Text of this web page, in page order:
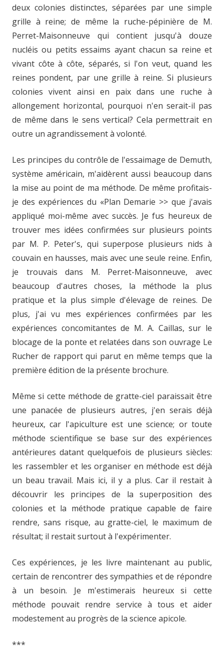
deux colonies distinctes, séparées par une simple
grille à reine; de même la ruche-pépinière de M.
Perret-Maisonneuve qui contient jusqu'à douze
nucléis ou petits essaims ayant chacun sa reine et
vivant côte à côte, séparés, si l'on veut, quand les
reines pondent, par une grille à reine. Si plusieurs
colonies vivent ainsi en paix dans une ruche à
allongement horizontal, pourquoi n'en serait-il pas
de même dans le sens vertical? Cela permettrait en
outre un agrandissement à volonté.
Les principes du contrôle de l'essaimage de Demuth,
système américain, m'aidèrent aussi beaucoup dans
la mise au point de ma méthode. De même profitais-
je des expériences du «Plan Demarie >> que j'avais
appliqué moi-même avec succès. Je fus heureux de
trouver mes idées confirmées sur plusieurs points
par M. P. Peter's, qui superpose plusieurs nids à
couvain en hausses, mais avec une seule reine. Enfin,
je trouvais dans M. Perret-Maisonneuve, avec
beaucoup d'autres choses, la méthode la plus
pratique et la plus simple d'élevage de reines. De
plus, j'ai vu mes expériences confirmées par les
expériences concomitantes de M. A. Caillas, sur le
blocage de la ponte et relatées dans son ouvrage Le
Rucher de rapport qui parut en même temps que la
première édition de la présente brochure.
Même si cette méthode de gratte-ciel paraissait être
une panacée de plusieurs autres, j'en serais déjà
heureux, car l'apiculture est une science; or toute
méthode scientifique se base sur des expériences
antérieures datant quelquefois de plusieurs siècles:
les rassembler et les organiser en méthode est déjà
un beau travail. Mais ici, il y a plus. Car il restait à
découvrir les principes de la superposition des
colonies et la méthode pratique capable de faire
rendre, sans risque, au gratte-ciel, le maximum de
résultat; il restait surtout à l'expérimenter.
Ces expériences, je les livre maintenant au public,
certain de rencontrer des sympathies et de répondre
à un besoin. Je m'estimerais heureux si cette
méthode pouvait rendre service à tous et aider
modestement au progrès de la science apicole.
***